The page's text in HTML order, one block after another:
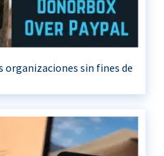
organizaciones sin fines de